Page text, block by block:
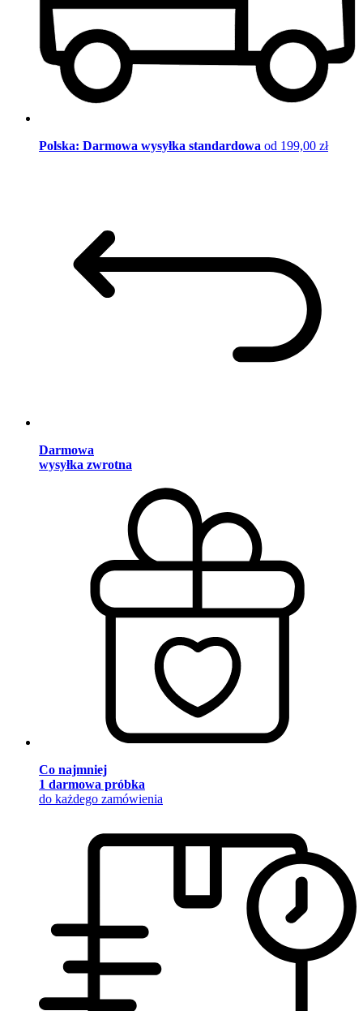
Polska: Darmowa wysyłka standardowa od 199,00 zł
Darmowa
wysyłka zwrotna
Co najmniej
1 darmowa próbka
do każdego zamówienia